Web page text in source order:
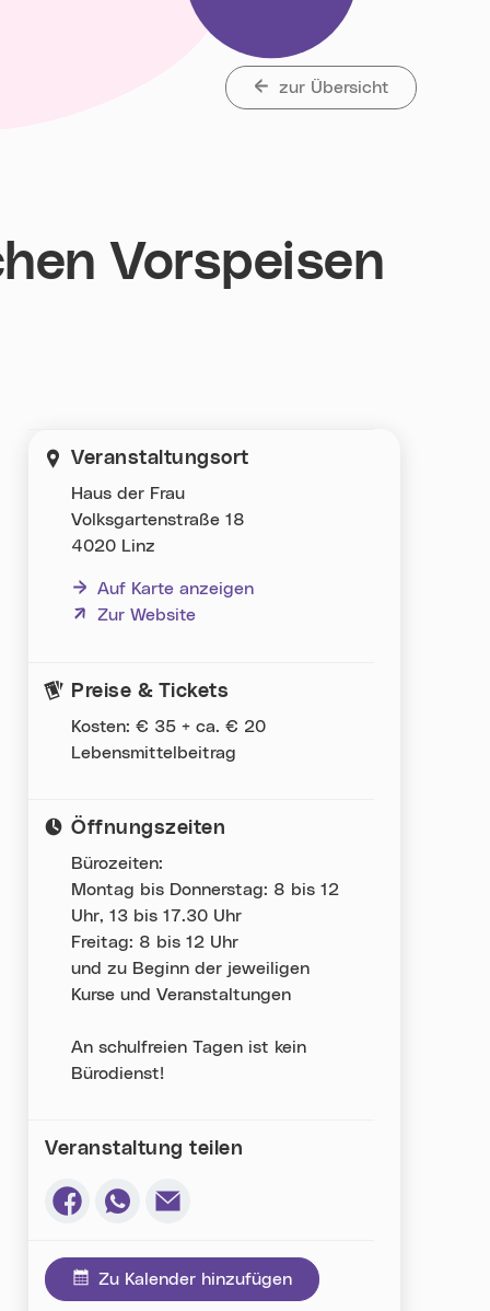
zur Übersicht
Vorspeisen
Veranstaltungsort
Haus der Frau
Volksgartenstraße 18
4020 Linz
Auf Karte anzeigen
Zur Website
(neues Fenster)
Preise & Tickets
Kosten: € 35 + ca. € 20
Lebensmittelbeitrag
Öffnungszeiten
Bürozeiten:
Montag bis Donnerstag: 8 bis 12
Uhr, 13 bis 17.30 Uhr
Freitag: 8 bis 12 Uhr
und zu Beginn der jeweiligen
Kurse und Veranstaltungen
An schulfreien Tagen ist kein
Bürodienst!
Veranstaltung teilen
Zu Kalender hinzufügen